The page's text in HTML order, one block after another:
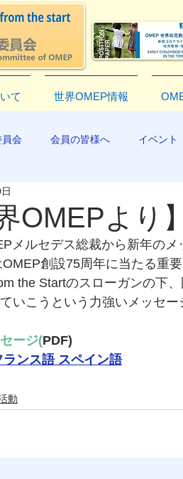
て 世界OMEP情報
会 会員の皆様へ イベント
界OMEPよ
メルセデス総裁から新年のメ
創設75周年に当たる重
the Startのスローガンの下
いこうという力強いメッセー
ージ(PDF)
ランス語 スペイン語
動